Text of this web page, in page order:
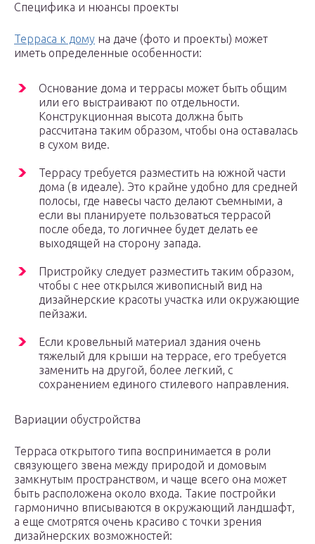
Специфика и нюансы проекты
Терраса к дому на даче (фото и проекты) может
иметь определенные особенности:
Основание дома и террасы может быть общим
или его выстраивают по отдельности.
Конструкционная высота должна быть
рассчитана таким образом, чтобы она оставалась
в сухом виде.
Террасу требуется разместить на южной части
дома (в идеале). Это крайне удобно для средней
полосы, где навесы часто делают съемными, а
если вы планируете пользоваться террасой
после обеда, то логичнее будет делать ее
выходящей на сторону запада.
Пристройку следует разместить таким образом,
чтобы с нее открылся живописный вид на
дизайнерские красоты участка или окружающие
пейзажи.
Если кровельный материал здания очень
тяжелый для крыши на террасе, его требуется
заменить на другой, более легкий, с
сохранением единого стилевого направления.
Вариации обустройства
Терраса открытого типа воспринимается в роли
связующего звена между природой и домовым
замкнутым пространством, и чаще всего она может
быть расположена около входа. Такие постройки
гармонично вписываются в окружающий ландшафт,
а еще смотрятся очень красиво с точки зрения
дизайнерских возможностей: